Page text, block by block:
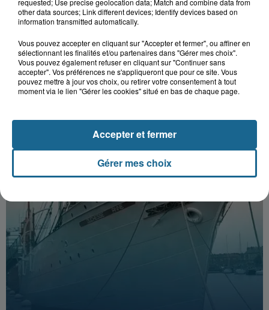
other data sources; Link different devices; Identify devices based on
information transmitted automatically.
Vous pouvez accepter en cliquant sur "Accepter et fermer", ou affiner en
sélectionnant les finalités et/ou partenaires dans "Gérer mes choix".
Vous pouvez également refuser en cliquant sur "Continuer sans
accepter". Vos préférences ne s'appliqueront que pour ce site. Vous
pouvez mettre à jour vos choix, ou retirer votre consentement à tout
moment via le lien "Gérer les cookies" situé en bas de chaque page.
Gérer mes choix
Accepter et fermer